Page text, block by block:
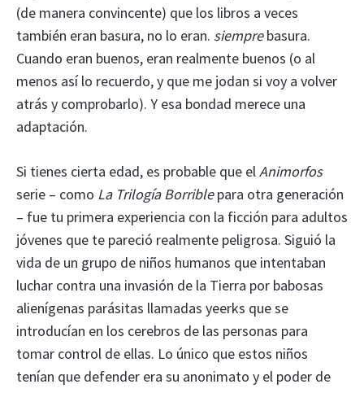
(de manera convincente) que los libros a veces
también eran basura, no lo eran. siemprebasura.
Cuando eran buenos, eran realmente buenos (o al
menos así lo recuerdo, y que me jodan si voy a volver
atrás y comprobarlo). Y esa bondad merece una
adaptación.
Si tienes cierta edad, es probable que elAnimorfos
serie – como La Trilogía Borriblepara otra generación
– fue tu primera experiencia con la ficción para adultos
jóvenes que te pareció realmente peligrosa. Siguió la
vida de un grupo de niños humanos que intentaban
luchar contra una invasión de la Tierra por babosas
alienígenas parásitas llamadas yeerks que se
introducían en los cerebros de las personas para
tomar control de ellas. Lo único que estos niños
tenían que defender era su anonimato y el poder de